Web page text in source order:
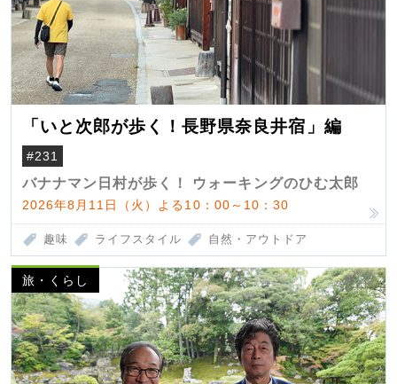
「いと次郎が歩く！長野県奈良井宿」編
#231
バナナマン日村が歩く！ ウォーキングのひむ太郎
2026年8月11日（火）よる10：00～10：30
趣味 ライフスタイル 自然・アウトドア
旅・くらし